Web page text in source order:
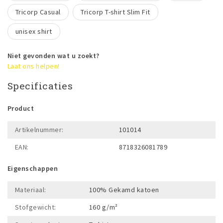
Tricorp Casual Tricorp T-shirt Slim Fit
unisex shirt
Niet gevonden wat u zoekt?
Laat ons helpen!
Specificaties
Product
Artikelnummer:
101014
EAN:
8718326081789
Eigenschappen
Materiaal:
100% Gekamd katoen
Stofgewicht:
160 g/m²